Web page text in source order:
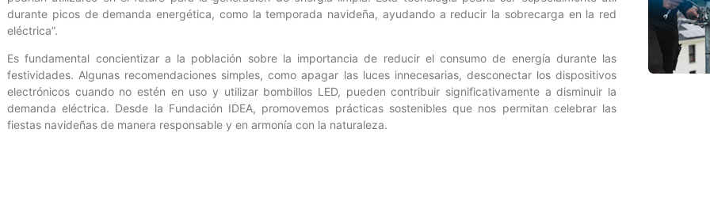
durante picos de demanda energética, como la temporada navideña, ayudando a reducir la sobrecarga en la red
eléctrica”.
Es fundamental concientizar a la población sobre la importancia de reducir el consumo de energía durante las
festividades. Algunas recomendaciones simples, como apagar las luces innecesarias, desconectar los dispositivos
electrónicos cuando no estén en uso y utilizar bombillos LED, pueden contribuir significativamente a disminuir la
demanda eléctrica. Desde la Fundación IDEA, promovemos prácticas sostenibles que nos permitan celebrar las
fiestas navideñas de manera responsable y en armonía con la naturaleza.